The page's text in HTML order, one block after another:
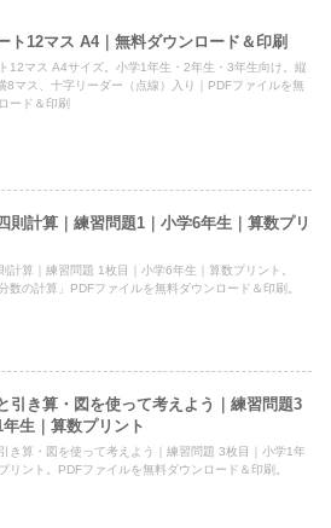
ト12マス A4｜無料ダウンロード＆印刷
12マス A4サイズ。小学1年生・2年生・3年生向け。縦
8マス、十字リーダー（点線）入り｜PDFファイルを無
ード＆印刷
則計算｜練習問題1｜小学6年生｜算数プリ
計算｜練習問題 1枚目｜小学6年生｜算数プリント。
数の計算」PDFファイルを無料ダウンロード＆印刷。
引き算・図を使って考えよう｜練習問題3
年生｜算数プリント
き算・図を使って考えよう｜練習問題 3枚目｜小学1年
リント。PDFファイルを無料ダウンロード＆印刷。